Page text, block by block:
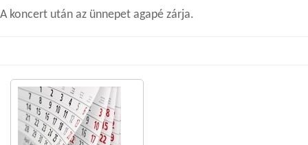
A koncert után az ünnepet agapé zárja.